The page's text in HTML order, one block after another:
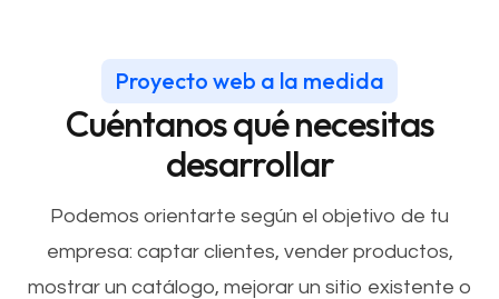
Proyecto web a la medida
Cuéntanos qué necesitas
desarrollar
Podemos orientarte según el objetivo de tu
empresa: captar clientes, vender productos,
mostrar un catálogo, mejorar un sitio existente o